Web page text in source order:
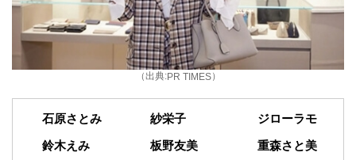
（出典:PR TIMES）
石原さとみ 紗栄子 ジローラモ
鈴木えみ 板野友美 重森さと美